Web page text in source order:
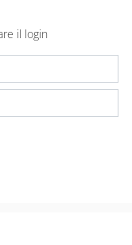
il login